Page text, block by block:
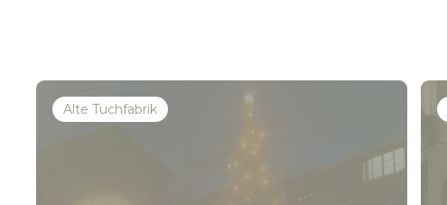
Alte Tuchfabrik